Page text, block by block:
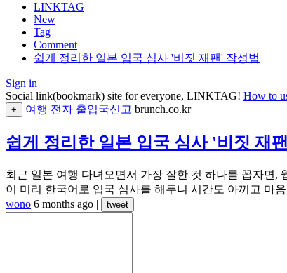
LINKTAG
New
Tag
Comment
쉽게 정리한 일본 입국 심사 '비짓 재팬' 작성법
Sign in
Social link(bookmark) site for everyone, LINKTAG! How to
+ 여행 전자 출입국신고 brunch.co.kr
쉽게 정리한 일본 입국 심사 '비짓 재
최근 일본 여행 다녀오면서 가장 잘한 것 하나를 꼽자면,
이 미리 한국어로 입국 심사를 해두니 시간도 아끼고 마
wono 6 months ago | tweet